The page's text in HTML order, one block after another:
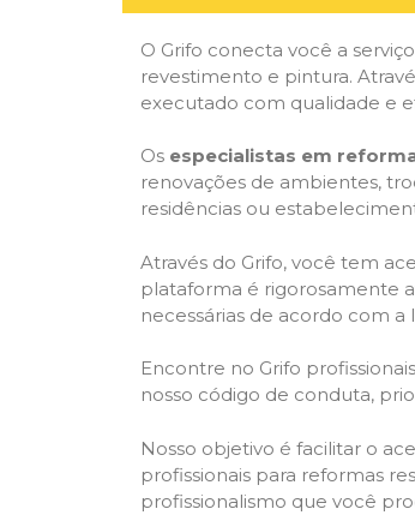
O Grifo conecta você a
revestimento e pintura.
executado com qualidade e
Os especialistas em
renovações de ambientes,
residências ou
Através do Grifo, você tem
plataforma é rigorosamente
necessárias de acordo com
Encontre no Grifo
nosso código de conduta,
Nosso objetivo é facilitar o
profissionais para reformas
profissionalismo que você